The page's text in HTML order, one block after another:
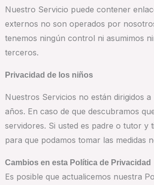
Nuestro Servicio puede contener
externos no son operados por
tenemos ningún control ni asumimos
terceros.
Privacidad de los niños
Nuestros Servicios no están dirigidos
años. En caso de que descubramos
servidores. Si usted es padre o tutor
para que podamos tomar las medidas
Cambios en esta Política de Privacidad
Es posible que actualicemos nuestra